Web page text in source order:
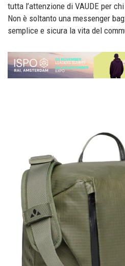
tutta l’attenzione di VAUDE per
Non è soltanto una messenger
semplice e sicura la vita del